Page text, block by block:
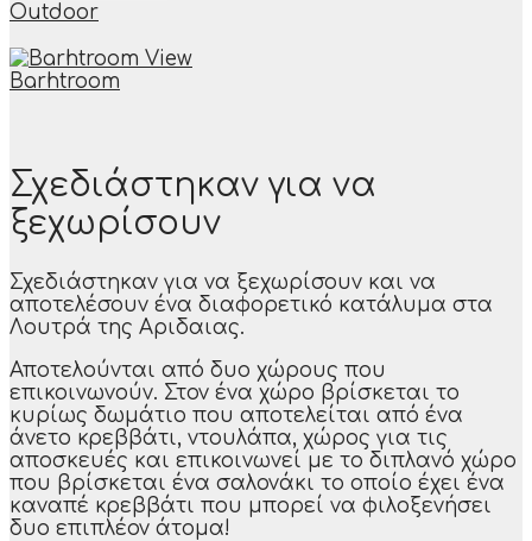
Outdoor
Βarhtroom
Σχεδιάστηκαν για να
ξεχωρίσουν
Σχεδιάστηκαν για να ξεχωρίσουν και να
αποτελέσουν ένα διαφορετικό κατάλυμα στα
Λουτρά της Αριδαιας.
Αποτελούνται από δυο χώρους που
επικοινωνούν. Στον ένα χώρο βρίσκεται το
κυρίως δωμάτιο που αποτελείται από ένα
άνετο κρεββάτι, ντουλάπα, χώρος για τις
αποσκευές και επικοινωνεί με το διπλανό χώρο
που βρίσκεται ένα σαλονάκι το οποίο έχει ένα
καναπέ κρεββάτι που μπορεί να φιλοξενήσει
δυο επιπλέον άτομα!